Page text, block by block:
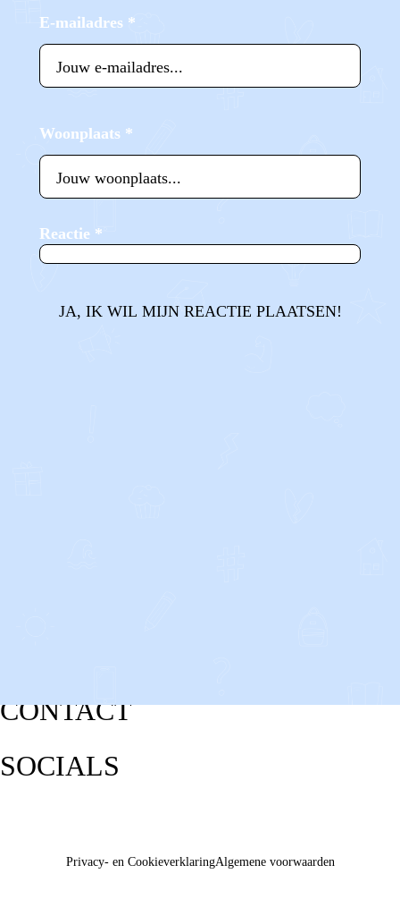
E-mailadres *
Woonplaats *
Reactie *
JA, IK WIL MIJN REACTIE PLAATSEN!
CONTACT
SOCIALS
Privacy- en CookieverklaringAlgemene voorwaarden